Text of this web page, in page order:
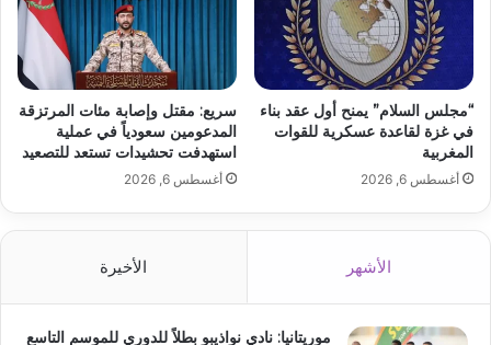
“مجلس السلام” يمنح أول عقد بناء
في غزة لقاعدة عسكرية للقوات
المغربية
أغسطس 6, 2026
سريع: مقتل وإصابة مئات المرتزقة
المدعومين سعودياً في عملية
استهدفت تحشيدات تستعد للتصعيد
أغسطس 6, 2026
الأشهر الأخيرة
موريتانيا: نادي نواذيبو بطلاً للدوري للموسم التاسع